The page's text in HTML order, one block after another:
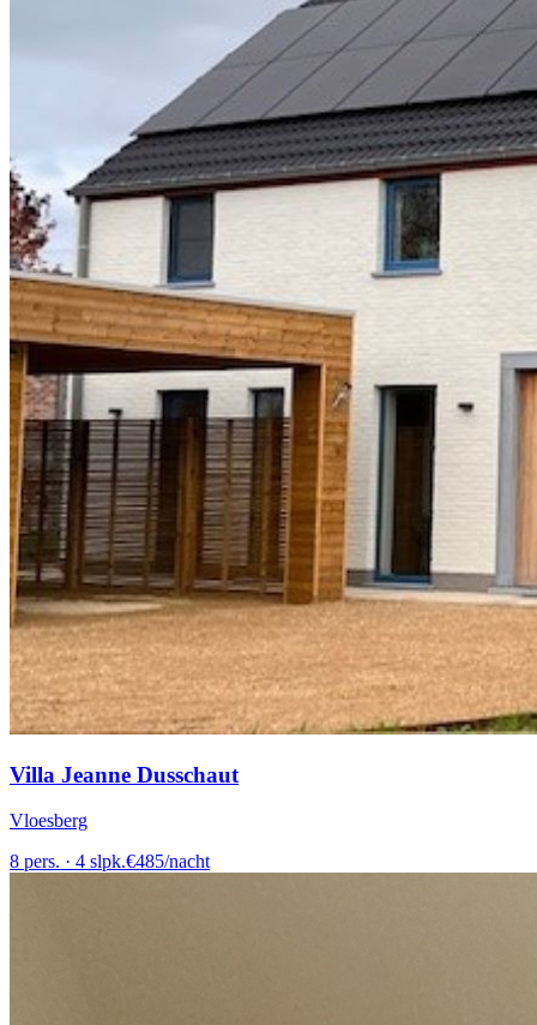
Villa Jeanne Dusschaut
Vloesberg
8 pers. · 4 slpk.€485/nacht